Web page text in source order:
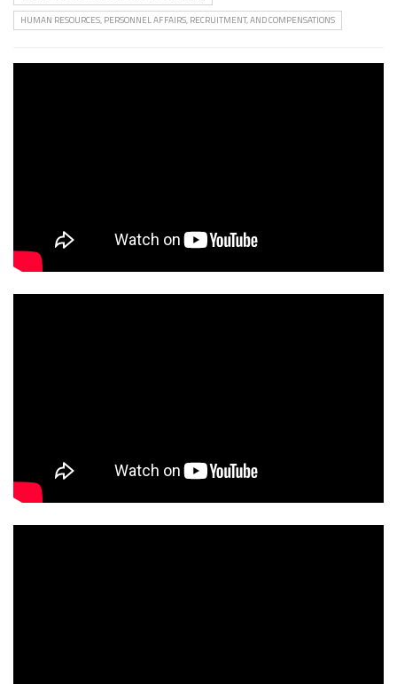
HUMAN RESOURCES, PERSONNEL AFFAIRS, RECRUITMENT, AND COMPENSATIONS